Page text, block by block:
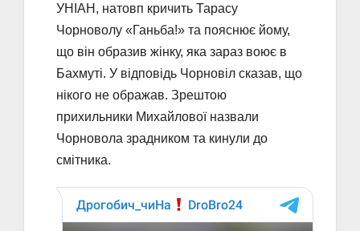
УНІАН, натовп кричить Тарасу
Чорноволу «Ганьба!» та пояснює йому,
що він образив жінку, яка зараз воює в
Бахмуті. У відповідь Чорновіл сказав, що
нікого не ображав. Зрештою
прихильники Михайлової назвали
Чорновола зрадником та кинули до
смітника.